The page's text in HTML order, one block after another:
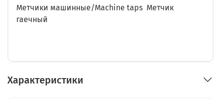
Метчики машинные/Machine taps Метчик
гаечный
Характеристики